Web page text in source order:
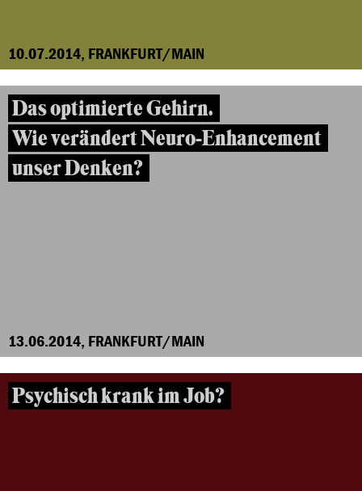
10.07.2014, FRANKFURT/MAIN
Das optimierte Gehirn.
Wie verändert Neuro-Enhancement
unser Denken?
13.06.2014, FRANKFURT/MAIN
Psychisch krank im Job?